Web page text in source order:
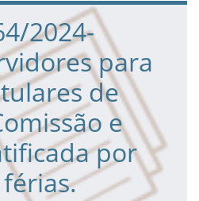
2024-
para
de
e
por